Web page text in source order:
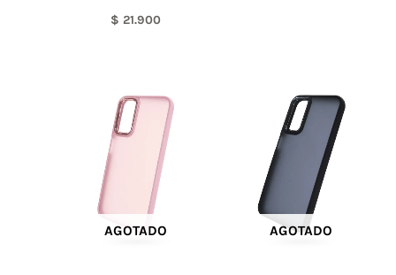
$ 21.900
AGOTADO AGOTADO